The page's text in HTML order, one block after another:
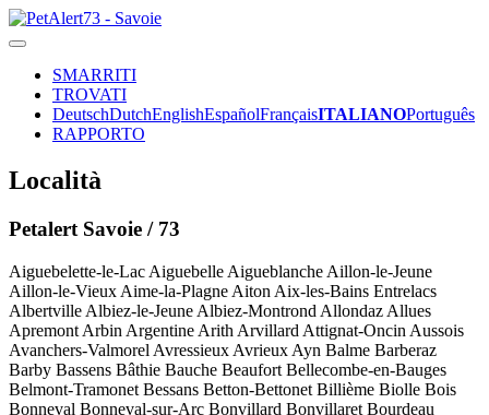
SMARRITI
TROVATI
DeutschDutchEnglishEspañolFrançaisITALIANOPortuguês
RAPPORTO
Località
Petalert Savoie / 73
Aiguebelette-le-Lac Aiguebelle Aigueblanche Aillon-le-Jeune
Aillon-le-Vieux Aime-la-Plagne Aiton Aix-les-Bains Entrelacs
Albertville Albiez-le-Jeune Albiez-Montrond Allondaz Allues
Apremont Arbin Argentine Arith Arvillard Attignat-Oncin Aussois
Avanchers-Valmorel Avressieux Avrieux Ayn Balme Barberaz
Barby Bassens Bâthie Bauche Beaufort Bellecombe-en-Bauges
Belmont-Tramonet Bessans Betton-Bettonet Billième Biolle Bois
Bonneval Bonneval-sur-Arc Bonvillard Bonvillaret Bourdeau